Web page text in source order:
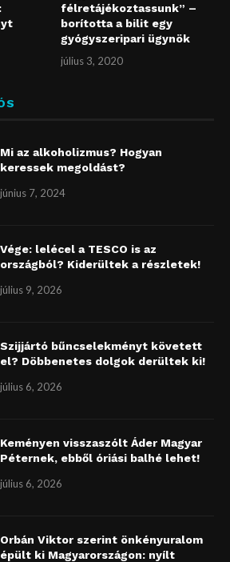
félretájékoztassunk” –
borította a bilit egy
gyógyszeripari ügynök
július 3, 2020
Mi az alkoholizmus? Hogyan
keressek megoldást?
június 7, 2024
Vége: lelécel a TESCO is az
országból? Kiderültek a részletek!
július 9, 2026
Szijjártó bűncselekményt követett
el? Döbbenetes dolgok derültek ki!
július 6, 2026
Keményen visszaszólt Áder Magyar
Péternek, ebből óriási balhé lehet!
július 6, 2026
Orbán Viktor szerint önkényuralom
épült ki Magyarországon: nyílt